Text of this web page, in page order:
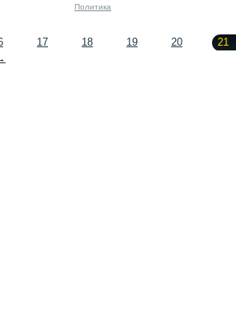
Политика
17 18 19 20
21